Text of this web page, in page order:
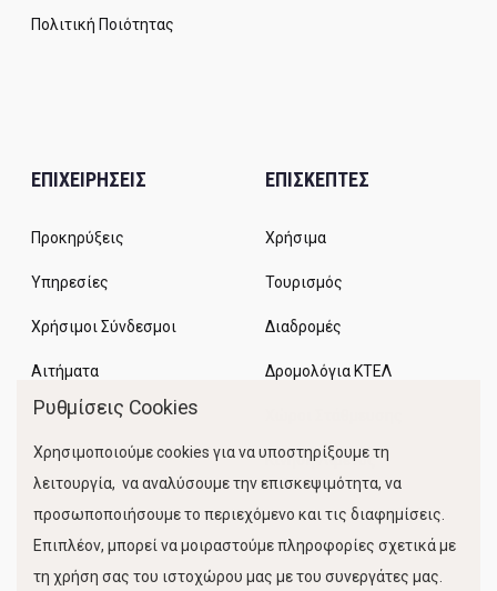
Πολιτική Ποιότητας
ΕΠΙΧΕΙΡΗΣΕΙΣ
Προκηρύξεις
Υπηρεσίες
Χρήσιμοι Σύνδεσμοι
Αιτήματα
ΕΠΙΣΚΕΠΤΕΣ
Χρήσιμα
Τουρισμός
Διαδρομές
Δρομολόγια ΚΤΕΛ
Κίνηση Λιμένος
Ρυθμίσεις Cookies
Χρησιμοποιούμε cookies για να υποστηρίξουμε τη
λειτουργία, να αναλύσουμε την επισκεψιμότητα, να
προσωποποιήσουμε το περιεχόμενο και τις διαφημίσεις.
Επιπλέον, μπορεί να μοιραστούμε πληροφορίες σχετικά με
τη χρήση σας του ιστοχώρου μας με του συνεργάτες μας.